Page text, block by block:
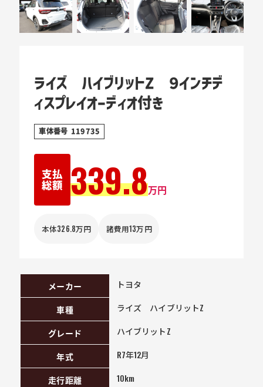
ライズ ハイブリットZ ９インチデ
ィスプレイオーディオ付き
車体番号 119735
支払
総額
339.8万円
本体326.8万円 諸費用13万円
メーカー トヨタ
車種 ライズ ハイブリットZ
グレード ハイブリットZ
年式 R7年12月
走行距離 10km